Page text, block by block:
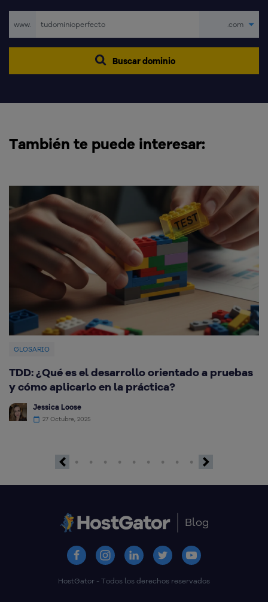
www. .com
Buscar dominio
También te puede interesar:
GLOSARIO
TDD: ¿Qué es el desarrollo orientado a pruebas
y cómo aplicarlo en la práctica?
Jessica Loose
27 Octubre, 2025
Blog
HostGator - Todos los derechos reservados